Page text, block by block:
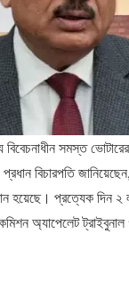
সমস্ত
বিচারপতি
হয়েছে। প্রত্যেক দিন ২
অ্যাপেলেট